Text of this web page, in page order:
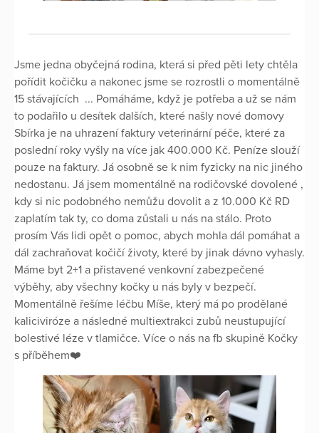
Jsme jedna obyčejná rodina, která si před pěti lety chtěla
pořídit kočičku a nakonec jsme se rozrostli o momentálně
15 stávajících ... Pomáháme, když je potřeba a už se nám
to podařilo u desítek dalších, které našly nové domovy
Sbírka je na uhrazení faktury veterinární péče, které za
poslední roky vyšly na více jak 400.000 Kč. Peníze slouží
pouze na faktury. Já osobně se k nim fyzicky na nic jiného
nedostanu. Já jsem momentálně na rodičovské dovolené ,
kdy si nic podobného nemůžu dovolit a z 10.000 Kč RD
zaplatím tak ty, co doma zůstali u nás na stálo. Proto
prosím Vás lidi opět o pomoc, abych mohla dál pomáhat a
dál zachraňovat kočičí životy, které by jinak dávno vyhasly.
Máme byt 2+1 a přistavené venkovní zabezpečené
výběhy, aby všechny kočky u nás byly v bezpečí.
Momentálně řešíme léčbu Míše, který má po prodělané
kaliciviróze a následné multiextrakci zubů neustupující
bolestivé léze v tlamičce. Více o nás na fb skupině Kočky
s příběhem❤️